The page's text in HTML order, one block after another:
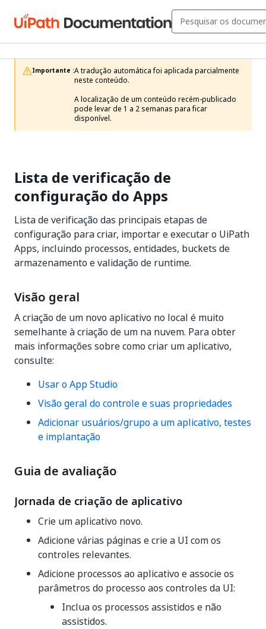
Importante :A tradução automática foi aplicada parcialmente
neste conteúdo.
A localização de um conteúdo recém-publicado
pode levar de 1 a 2 semanas para ficar
disponível.
Lista de verificação de
configuração do Apps
Lista de verificação das principais etapas de
configuração para criar, importar e executar o UiPath
Apps, incluindo processos, entidades, buckets de
armazenamento e validação de runtime.
Visão geral
A criação de um novo aplicativo no local é muito
semelhante à criação de um na nuvem. Para obter
mais informações sobre como criar um aplicativo,
consulte:
Usar o App Studio
Visão geral do controle e suas propriedades
Adicionar usuários/grupo a um aplicativo, testes
e implantação
Guia de avaliação
Jornada de criação de aplicativo
Crie um aplicativo novo.
Adicione várias páginas e crie a UI com os
controles relevantes.
Adicione processos ao aplicativo e associe os
parâmetros do processo aos controles da UI:
Inclua os processos assistidos e não
assistidos.